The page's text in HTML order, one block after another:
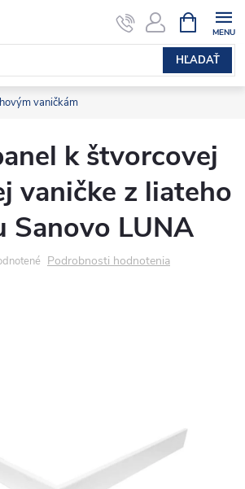
HĽADAŤ
KOŠÍK
vaničkám
k štvorcovej
vaničke z liateho
Sanovo LUNA
Podrobnosti hodnotenia